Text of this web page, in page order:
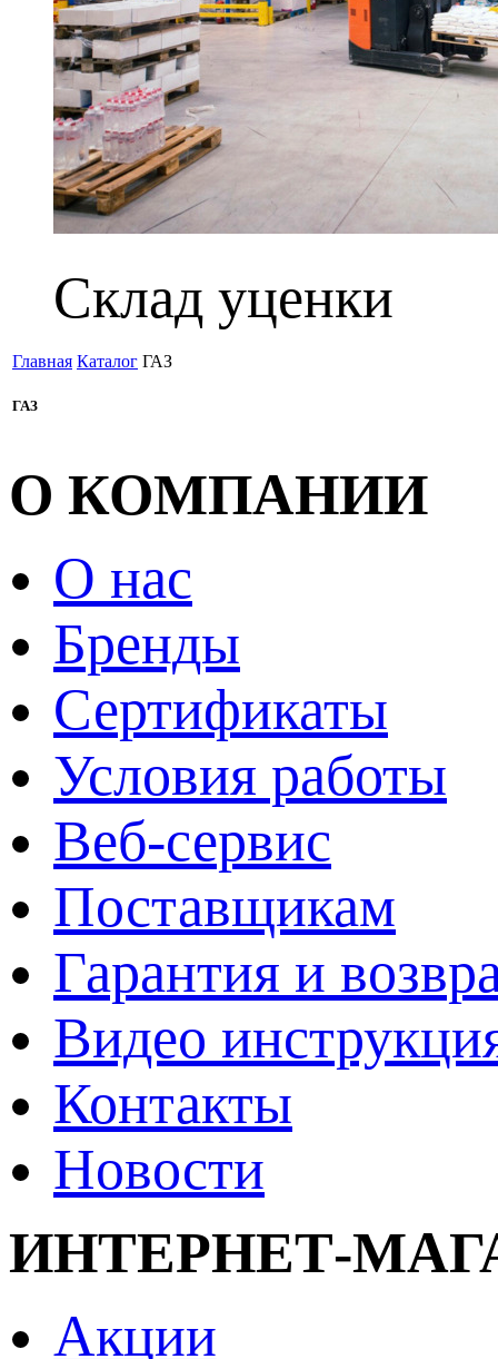
Склад уценки
Главная Каталог ГАЗ
ГАЗ
О КОМПАНИИ
О нас
Бренды
Сертификаты
Условия работы
Веб-сервис
Поставщикам
Гарантия и
Видео
Контакты
Новости
ИНТЕРНЕТ-
Акции